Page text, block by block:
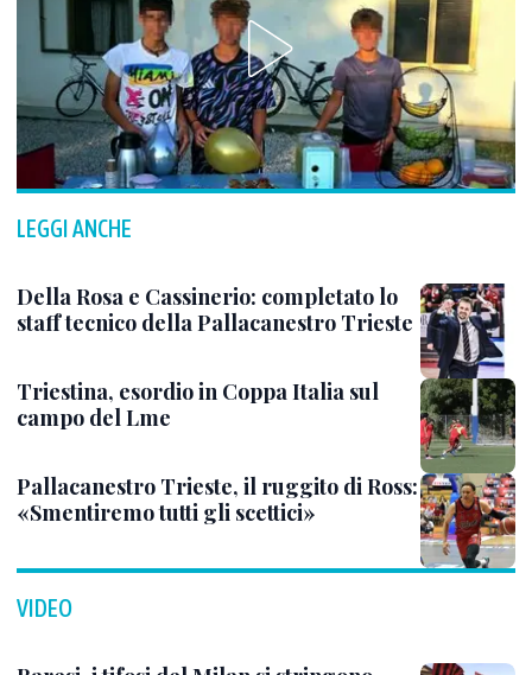
LEGGI ANCHE
Della Rosa e Cassinerio: completato lo
staff tecnico della Pallacanestro Trieste
Triestina, esordio in Coppa Italia sul
campo del Lme
Pallacanestro Trieste, il ruggito di Ross:
«Smentiremo tutti gli scettici»
VIDEO